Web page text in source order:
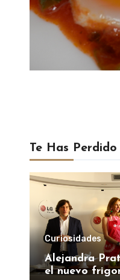
Te Has Perdido
Curiosidades
Alejandra
el nuevo